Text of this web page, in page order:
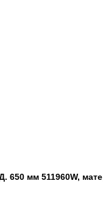
650 мм 511960W,